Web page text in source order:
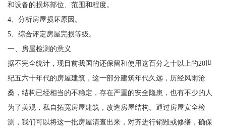
和设备的损坏部位、范围和程度。
4、分析房屋损坏原因。
5、综合评定房屋完损等级。
一、房屋检测的意义
据不完全统计，现目前我国的还保留和使用这百分之十以上的20世
纪五六十年代的房屋建筑，这一部分建筑年代久远，历经风雨沧
桑，结构已经相当的不稳定，存在严重的安全隐患，也有不少的人
为了美观，私自拓宽房屋建筑，改造房屋结构。通过房屋安全检
测，我们可以将这一批房屋清查出来，对齐进行销毁或修缮，确保